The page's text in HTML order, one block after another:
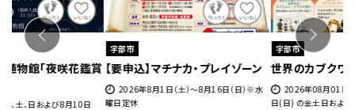
宇部市
世界のカブクワ展
2026年08月01日(土) ～2026年08月30
日(日) の金土日および8月10日(月)～13日
【要申込】キラメキ読書会2026
2026年8月7日（金）8月29日（土）9月5日